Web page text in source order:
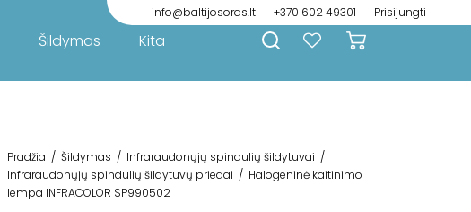
info@baltijosoras.lt +370 602 49301 Prisijungti
Šildymas Kita
Pradžia / Šildymas / Infraraudonųjų spindulių šildytuvai /
Infraraudonųjų spindulių šildytuvų priedai / Halogeninė kaitinimo
lempa INFRACOLOR SP990502